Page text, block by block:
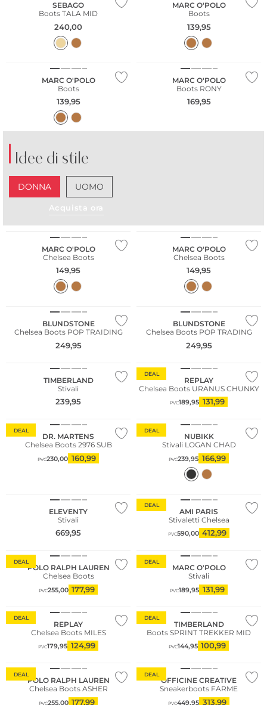
SEBAGO
Boots TALA MID
240,00
MARC O'POLO
Boots
139,95
MARC O'POLO
Boots
139,95
MARC O'POLO
Boots RONY
169,95
Idee di stile
DONNA UOMO
Acquista ora
MARC O'POLO
Chelsea Boots
149,95
MARC O'POLO
Chelsea Boots
149,95
BLUNDSTONE
Chelsea Boots POP TRAIDING
249,95
BLUNDSTONE
Chelsea Boots POP TRADING
249,95
TIMBERLAND
Stivali
239,95
DEAL
REPLAY
Chelsea Boots URANUS CHUNKY
PVC189,95 131,99
DEAL
DR. MARTENS
Chelsea Boots 2976 SUB
PVC230,00 160,99
DEAL
NUBIKK
Stivali LOGAN CHAD
PVC239,95 166,99
ELEVENTY
Stivali
669,95
DEAL
AMI PARIS
Stivaletti Chelsea
PVC590,00 412,99
DEAL
POLO RALPH LAUREN
Chelsea Boots
PVC255,00 177,99
DEAL
MARC O'POLO
Stivali
PVC189,95 131,99
DEAL
REPLAY
Chelsea Boots MILES
PVC179,95 124,99
DEAL
TIMBERLAND
Boots SPRINT TREKKER MID
PVC144,95 100,99
DEAL
POLO RALPH LAUREN
Chelsea Boots ASHER
PVC255,00 177,99
DEAL
OFFICINE CREATIVE
Sneakerboots FARME
PVC449,95 313,99